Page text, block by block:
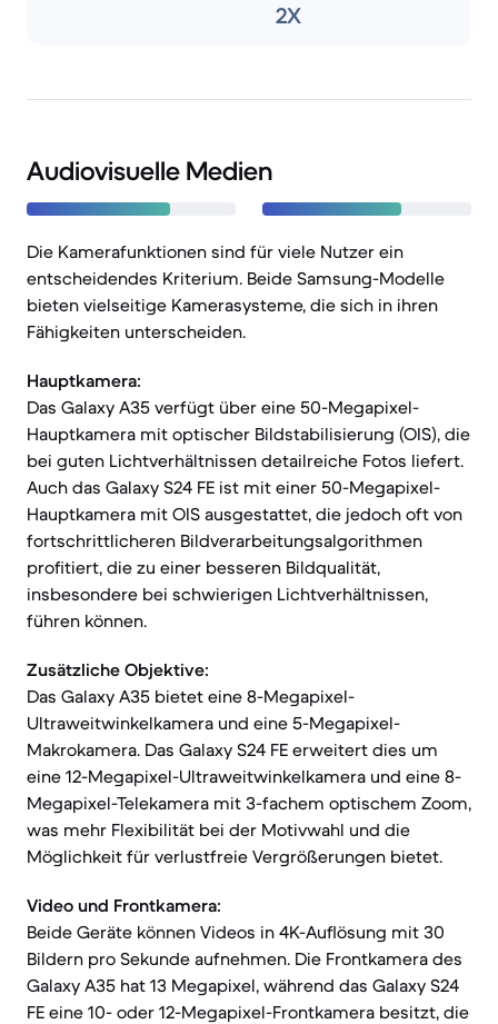
2X
Audiovisuelle Medien
Die Kamerafunktionen sind für viele Nutzer ein
entscheidendes Kriterium. Beide Samsung-Modelle
bieten vielseitige Kamerasysteme, die sich in ihren
Fähigkeiten unterscheiden.
Hauptkamera:
Das Galaxy A35 verfügt über eine 50-Megapixel-
Hauptkamera mit optischer Bildstabilisierung (OIS), die
bei guten Lichtverhältnissen detailreiche Fotos liefert.
Auch das Galaxy S24 FE ist mit einer 50-Megapixel-
Hauptkamera mit OIS ausgestattet, die jedoch oft von
fortschrittlicheren Bildverarbeitungsalgorithmen
profitiert, die zu einer besseren Bildqualität,
insbesondere bei schwierigen Lichtverhältnissen,
führen können.
Zusätzliche Objektive:
Das Galaxy A35 bietet eine 8-Megapixel-
Ultraweitwinkelkamera und eine 5-Megapixel-
Makrokamera. Das Galaxy S24 FE erweitert dies um
eine 12-Megapixel-Ultraweitwinkelkamera und eine 8-
Megapixel-Telekamera mit 3-fachem optischem Zoom,
was mehr Flexibilität bei der Motivwahl und die
Möglichkeit für verlustfreie Vergrößerungen bietet.
Video und Frontkamera:
Beide Geräte können Videos in 4K-Auflösung mit 30
Bildern pro Sekunde aufnehmen. Die Frontkamera des
Galaxy A35 hat 13 Megapixel, während das Galaxy S24
FE eine 10- oder 12-Megapixel-Frontkamera besitzt, die